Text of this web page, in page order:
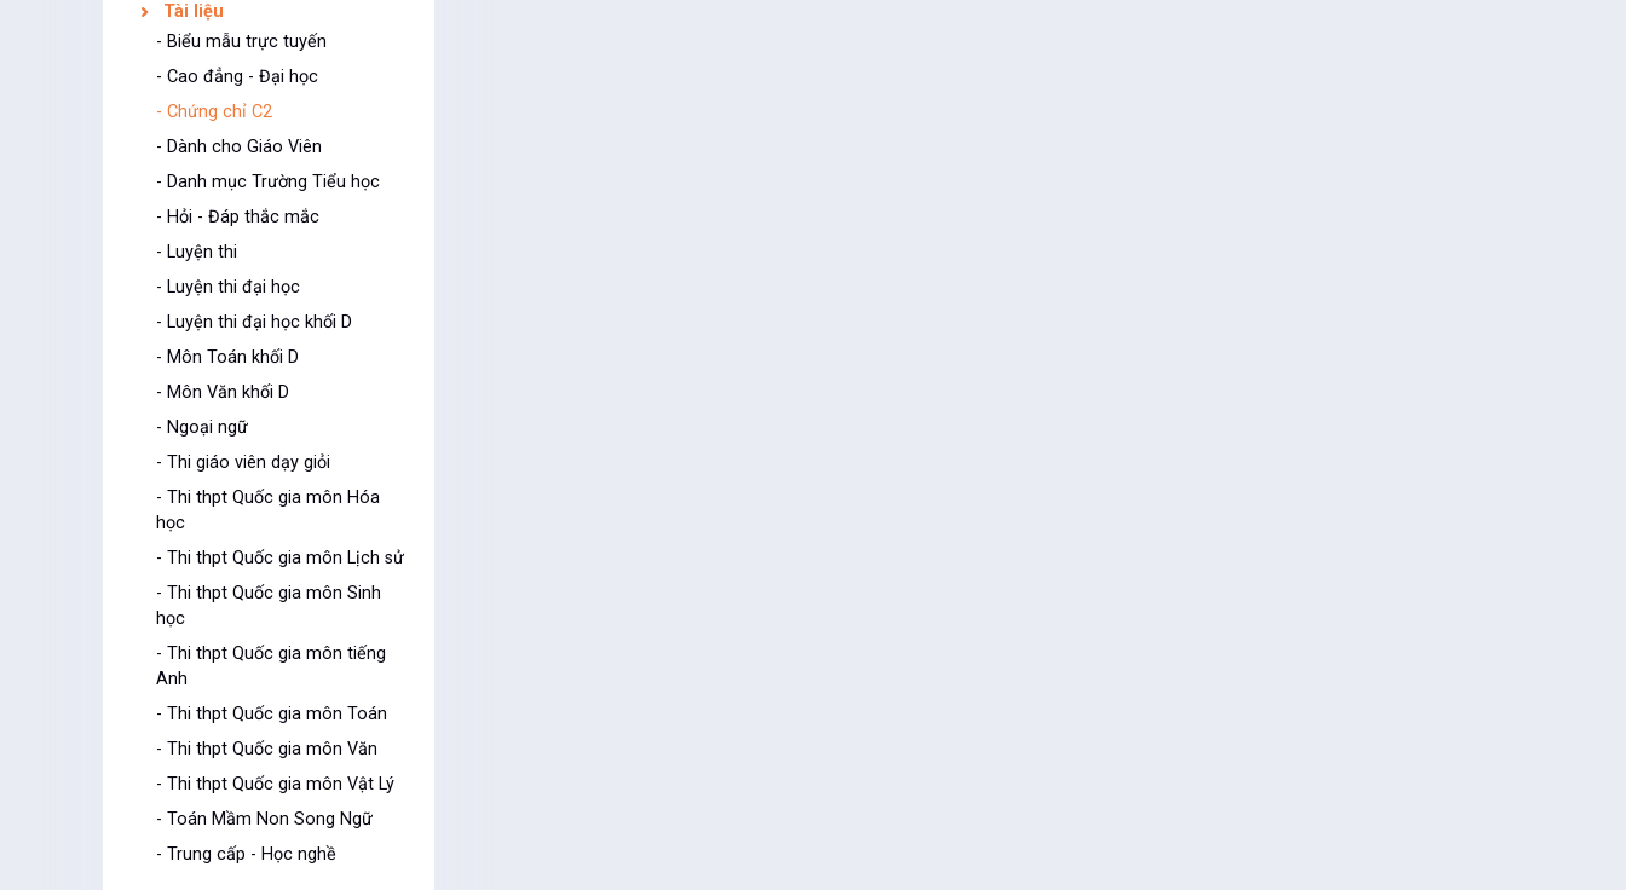
Tài liệu
- Biểu mẫu trực tuyến
- Cao đẳng - Đại học
- Chứng chỉ C2
- Dành cho Giáo Viên
- Danh mục Trường Tiểu học
- Hỏi - Đáp thắc mắc
- Luyện thi
- Luyện thi đại học
- Luyện thi đại học khối D
- Môn Toán khối D
- Môn Văn khối D
- Ngoại ngữ
- Thi giáo viên dạy giỏi
- Thi thpt Quốc gia môn Hóa
học
- Thi thpt Quốc gia môn Lịch sử
- Thi thpt Quốc gia môn Sinh
học
- Thi thpt Quốc gia môn tiếng
Anh
- Thi thpt Quốc gia môn Toán
- Thi thpt Quốc gia môn Văn
- Thi thpt Quốc gia môn Vật Lý
- Toán Mầm Non Song Ngữ
- Trung cấp - Học nghề